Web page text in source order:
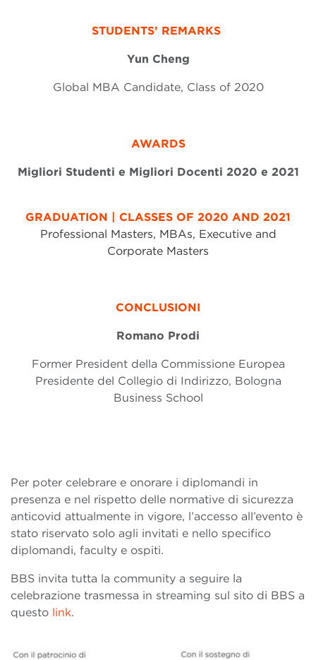
STUDENTS’ REMARKS
Yun Cheng
Global MBA Candidate, Class of 2020
AWARDS
Migliori Studenti e Migliori Docenti 2020 e 2021
GRADUATION | CLASSES OF 2020 AND 2021
Professional Masters, MBAs, Executive and
Corporate Masters
CONCLUSIONI
Romano Prodi
Former President della Commissione Europea
Presidente del Collegio di Indirizzo, Bologna
Business School
Per poter celebrare e onorare i diplomandi in
presenza e nel rispetto delle normative di sicurezza
anticovid attualmente in vigore, l’accesso all’evento è
stato riservato solo agli invitati e nello specifico
diplomandi, faculty e ospiti.
BBS invita tutta la community a seguire la
celebrazione trasmessa in streaming sul sito di BBS a
questo link.